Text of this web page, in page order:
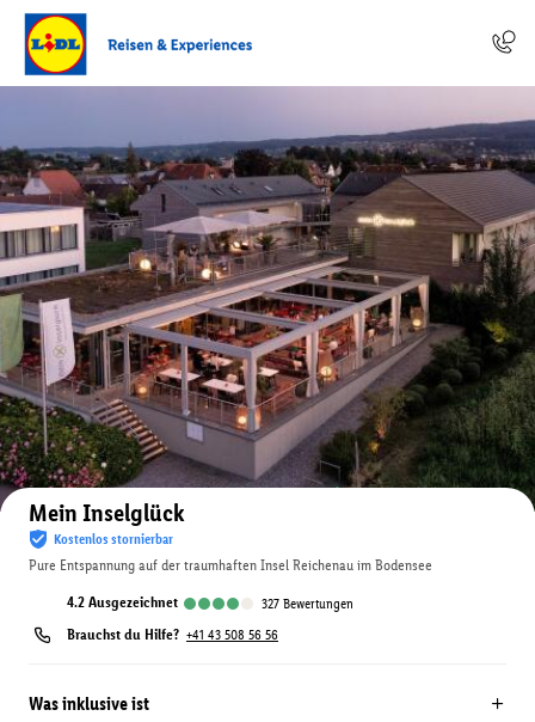
Auf der Karte anzeigen
Mein Inselglück
Kostenlos stornierbar
Pure Entspannung auf der traumhaften Insel Reichenau im Bodensee
4.2 ausgezeichnet 327 Bewertungen
Brauchst du Hilfe? +41 43 508 56 56
Was inklusive ist